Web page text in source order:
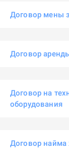
Договор мены
Договор
Договор на
оборудования
Договор